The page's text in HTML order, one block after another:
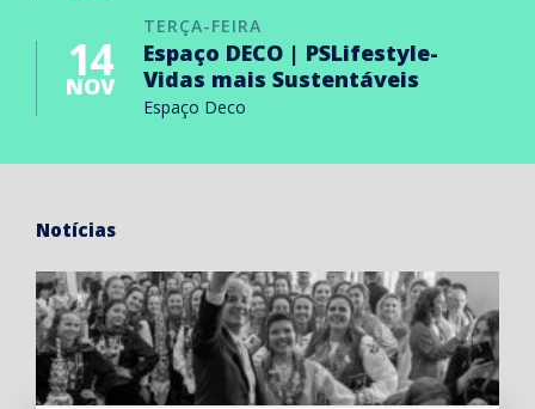
TERÇA-FEIRA
14
NOV
Espaço DECO | PSLifestyle-
Vidas mais Sustentáveis
Espaço Deco
Notícias